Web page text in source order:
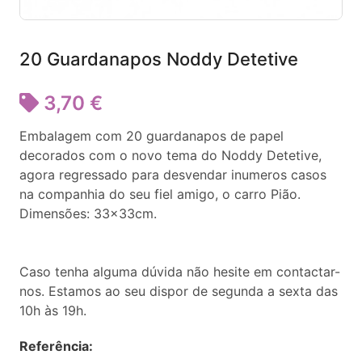
20 Guardanapos Noddy Detetive
3,70 €
Embalagem com 20 guardanapos de papel
decorados com o novo tema do Noddy Detetive,
agora regressado para desvendar inumeros casos
na companhia do seu fiel amigo, o carro Pião.
Dimensões: 33x33cm.
Caso tenha alguma dúvida não hesite em contactar-
nos. Estamos ao seu dispor de segunda a sexta das
10h às 19h.
Referência: